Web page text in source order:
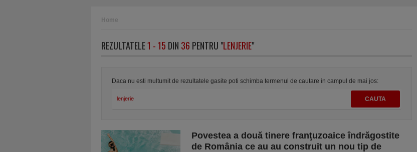
Home
REZULTATELE1 - 15 DIN 36 PENTRU "LENJERIE"
Daca nu esti multumit de rezultatele gasite poti schimba termenul de cautare in campul de mai jos:
Povestea a două tinere franţuzoaice îndrăgostite
de România ce au au construit un nou tip de